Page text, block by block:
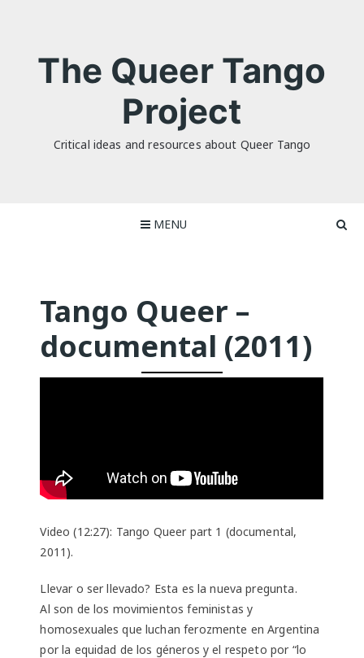
The Queer Tango
Project
Critical ideas and resources about Queer Tango
MENU
Tango Queer –
documental (2011)
Video (12:27): Tango Queer part 1 (documental,
2011).
Llevar o ser llevado? Esta es la nueva pregunta.
Al son de los movimientos feministas y
homosexuales que luchan ferozmente en Argentina
por la equidad de los géneros y el respeto por “lo